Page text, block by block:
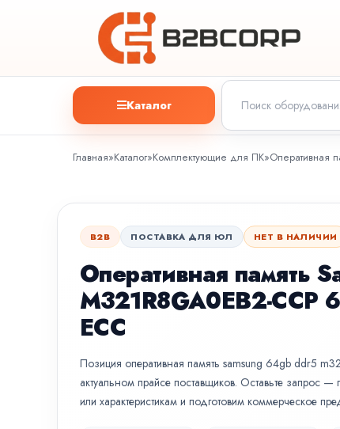
Каталог
Главная»Каталог»Комплектующие для ПК»Оперативная
B2B ПОСТАВКА ДЛЯ ЮЛ НЕТ В НАЛИЧИИ
Оперативная память
M321R8GA0EB2-
ECC
Позиция оперативная память samsung 64gb ddr5
актуальном прайсе поставщиков. Оставьте запрос
или характеристикам и подготовим коммерческое